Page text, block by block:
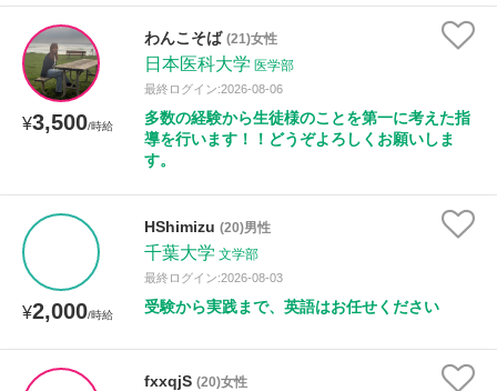
¥3,500/時給
わんこそば (21)女性
日本医科大学 医学部
最終ログイン:2026-08-06
多数の経験から生徒様のことを第一に考えた指
導を行います！！どうぞよろしくお願いしま
す。
¥2,000/時給
HShimizu (20)男性
千葉大学 文学部
最終ログイン:2026-08-03
受験から実践まで、英語はお任せください
fxxqjS (20)女性